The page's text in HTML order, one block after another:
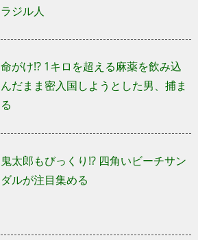
ラジル人
命がけ!? 1キロを超える麻薬を飲み込
んだまま密入国しようとした男、捕ま
る
鬼太郎もびっくり!? 四角いビーチサン
ダルが注目集める